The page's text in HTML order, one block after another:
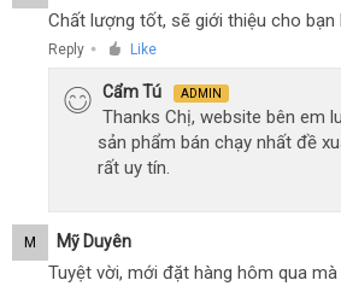
Chất lượng tốt, sẽ giới thiệu cho bạn
Reply ● Like
Cẩm Tú ADMIN
Thanks Chị, website bên em
sản phẩm bán chạy nhất đề
rất uy tín.
M Mỹ Duyên
Tuyệt vời, mới đặt hàng hôm qua